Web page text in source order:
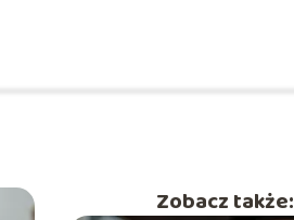
Zobacz także: